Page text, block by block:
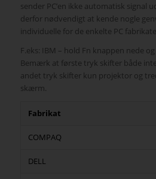
sender PC’en ikke automatisk signal
derfor nødvendigt at kende nogle
individuelle for de enkelte PC
F.eks: IBM – hold Fn knappen nede
Bemærk at første tryk skifter både
andet tryk skifter kun projektor og
skærm.
Fabrikat
COMPAQ
DELL